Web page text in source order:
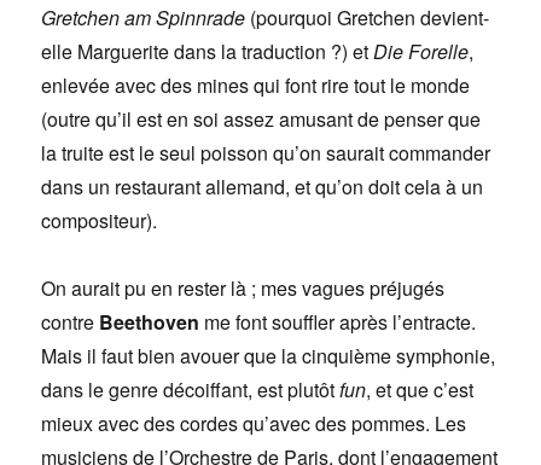
Gretchen am Spinnrade (pourquoi Gretchen devient-
elle Marguerite dans la traduction ?) etDie Forelle,
enlevée avec des mines qui font rire tout le monde
(outre qu’il est en soi assez amusant de penser que
la truite est le seul poisson qu’on saurait commander
dans un restaurant allemand, et qu’on doit cela à un
compositeur).
On aurait pu en rester là ; mes vagues préjugés
contre Beethoven me font souffler après l’entracte.
Mais il faut bien avouer que la cinquième symphonie,
dans le genre décoiffant, est plutôtfun, et que c’est
mieux avec des cordes qu’avec des pommes. Les
musiciens de l’Orchestre de Paris, dont l’engagement